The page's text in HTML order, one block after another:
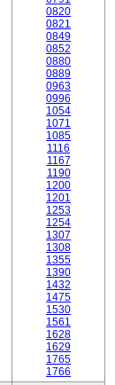
0820
0821
0849
0852
0880
0889
0963
0996
1054
1071
1085
1116
1167
1190
1200
1201
1253
1254
1307
1308
1355
1390
1432
1475
1530
1561
1628
1629
1765
1766